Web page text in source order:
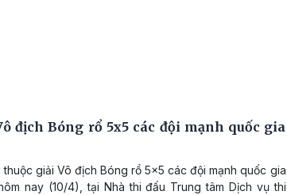
địch Bóng rổ 5x5 các đội mạnh quốc gia
giải Vô địch Bóng rổ 5x5 các đội mạnh quốc gia
nay (10/4), tại Nhà thi đấu Trung tâm Dịch vụ thi